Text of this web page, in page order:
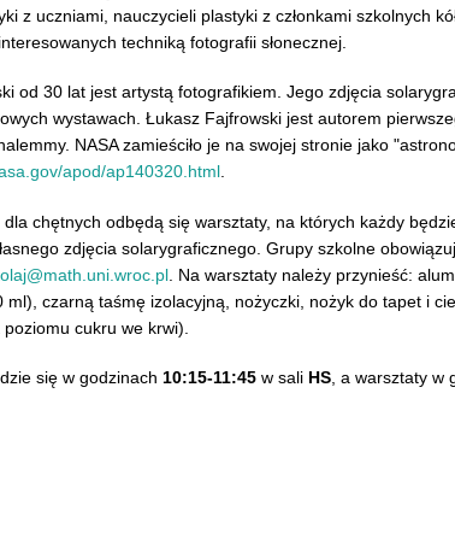
z uczniami, nauczycieli plastyki z członkami szkolnych
techniką fotografii słonecznej.
od 30 lat jest artystą fotografikiem. Jego zdjęcia
wystawach. Łukasz Fajfrowski jest autorem
NASA zamieściło je na swojej stronie jako
apod/ap140320.html
dla chętnych odbędą się warsztaty, na których każdy
zdjęcia solarygraficznego. Grupy szkolne
. Na warsztaty należy przynieść:
ml), czarną taśmę izolacyjną, nożyczki, nożyk do tapet i
cukru we krwi).
się w godzinach 10:15-11:45 w sali HS, a warsztaty w